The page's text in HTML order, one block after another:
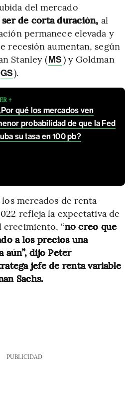
del mercado
de corta duración, al
permanece elevada y
recesión aumentan, según
Stanley (MS) y Goldman
GS).
+
qué los mercados ven
probabilidad de que la Fed
su tasa en 100 pb?
mercados de renta
refleja la expectativa de
crecimiento, “no creo que
a los precios una
aún”, dijo Peter
jefe de renta variable
Sachs.
PUBLICIDAD